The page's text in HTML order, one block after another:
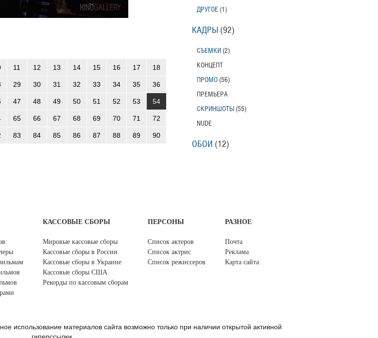
11 12 13 14 15 16 17 18
29 30 31 32 33 34 35 36
47 48 49 50 51 52 53 54
65 66 67 68 69 70 71 72
83 84 85 86 87 88 89 90
ДРУГОЕ (1)
КАДРЫ (92)
СЪЕМКИ (2)
КОНЦЕПТ
ПРОМО (56)
ПРЕМЬЕРА
СКРИНШОТЫ (55)
NUDE
ОБОИ (12)
КАССОВЫЕ СБОРЫ
Мировые кассовые сборы
Кассовые сборы в России
Кассовые сборы в Украине
Кассовые сборы США
Рекорды по кассовым сборам
ПЕРСОНЫ
Список актеров
Список актрис
Список режиссеров
РАЗНОЕ
Почта
Реклама
Карта сайта
использование материалов сайта возможно только при наличии открытой активной